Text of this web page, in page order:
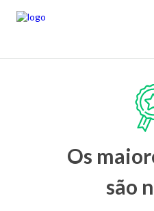
Os
são